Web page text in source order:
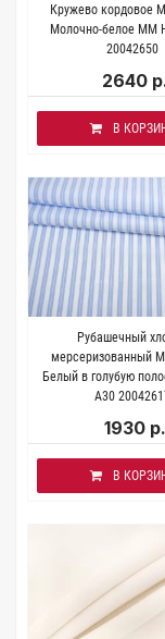
Кружево кордовое
Молочно-белое MM
20042650
2640
В
Рубашечный
мерсеризованный
Белый в голубую
А30
1930 р.
В